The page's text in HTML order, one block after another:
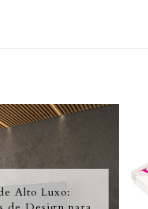
Alto Luxo: